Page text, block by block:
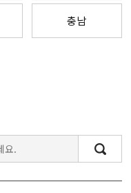
충남
검색